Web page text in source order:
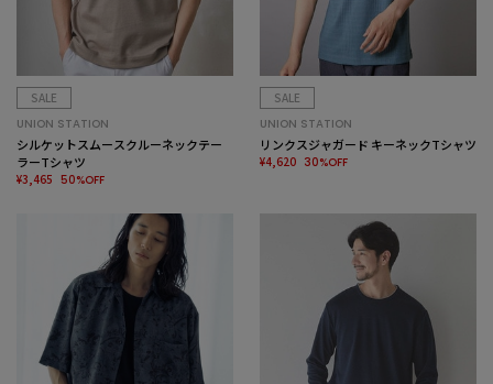
SALE
UNION STATION
シルケットスムースクルーネックテー
ラーTシャツ
¥3,465 50%OFF
SALE
UNION STATION
リンクスジャガード キーネックTシャツ
¥4,620 30%OFF